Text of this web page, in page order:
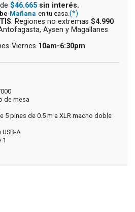
de $46.665 sin interés.
Mañana en tu casa. (*)
. Regiones no extremas $4.990
Aysen y Magallanes
Viernes 10am-6:30pm
de mesa
5 pines de 0.5 m a XLR macho doble
USB-A
1